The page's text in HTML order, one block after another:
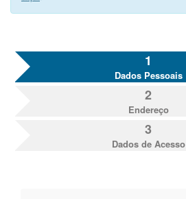
1
Dados Pessoais
2
Endereço
3
Dados de Acesso